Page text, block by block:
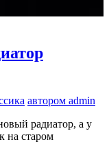
автором admin
радиатор, а у
на старом